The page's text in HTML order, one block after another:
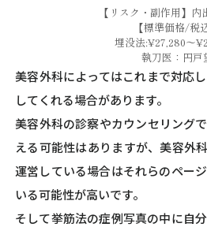
【リスク・副作用】内
【標準価格/税
埋没法:¥27,280～
執刀医：円戸
美容外科によってはこれまで対応
してくれる場合があります。
美容外科の診察やカウンセリング
える可能性はありますが、美容外
運営している場合はそれらのペー
いる可能性が高いです。
そして挙筋法の症例写真の中に自